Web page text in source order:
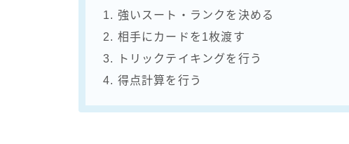
1. 強いスート・ランクを決める
2. 相手にカードを1枚渡す
3. トリックテイキングを行う
4. 得点計算を行う